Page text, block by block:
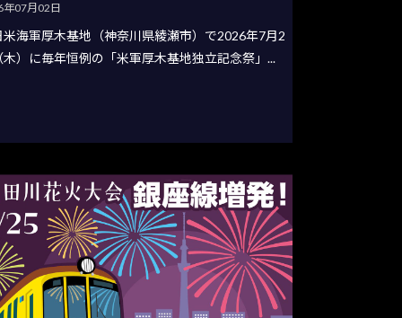
年07月02日
米海軍厚木基地（神奈川県綾瀬市）で2026年7月2
木）に毎年恒例の「米軍厚木基地独立記念祭」...